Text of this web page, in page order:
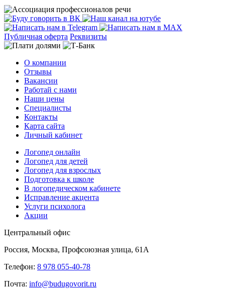
Публичная оферта Реквизиты
О компании
Отзывы
Вакансии
Работай с нами
Наши цены
Специалисты
Контакты
Карта сайта
Личный кабинет
Логопед онлайн
Логопед для детей
Логопед для взрослых
Подготовка к школе
В логопедическом кабинете
Исправление акцента
Услуги психолога
Акции
Центральный офис
Россия, Москва, Профсоюзная улица, 61А
Телефон: 8 978 055-40-78
Почта: info@budugovorit.ru